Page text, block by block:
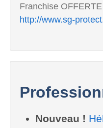
Franchise
http://www.sg-
Nouveau !